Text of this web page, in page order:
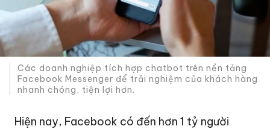
Các doanh nghiệp tích hợp chatbot trên nền tảng
Facebook Messenger để trải nghiệm của khách hàng
nhanh chóng, tiện lợi hơn.
Hiện nay, Facebook có đến hơn 1 tỷ người